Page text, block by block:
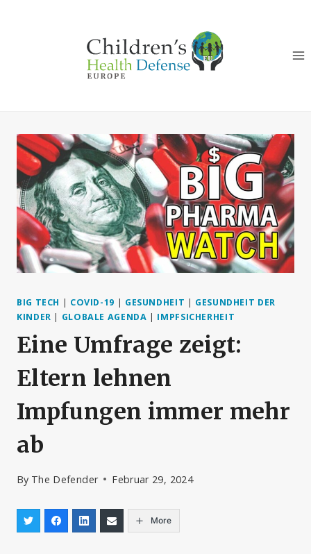
BIG TECH | COVID-19 | GESUNDHEIT | GESUNDHEIT DER
KINDER | GLOBALE AGENDA | IMPFSICHERHEIT
Eine Umfrage zeigt:
Eltern lehnen
Impfungen immer mehr
ab
By The Defender Februar 29, 2024
More